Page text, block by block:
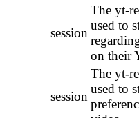
session
The yt-
used to
on their
session
The yt-
used to